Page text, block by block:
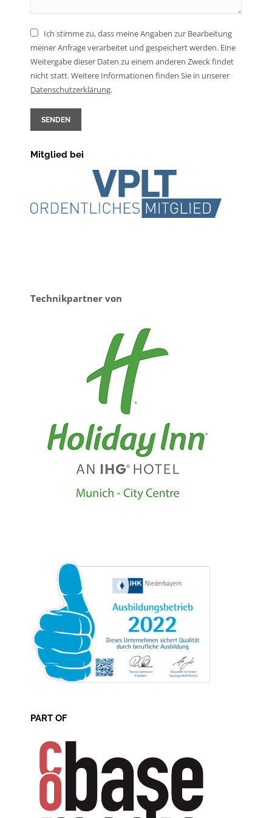
Ich stimme zu, dass meine Angaben zur Bearbeitung
meiner Anfrage verarbeitet und gespeichert werden. Eine
Weitergabe dieser Daten zu einem anderen Zweck findet
nicht statt. Weitere Informationen finden Sie in unserer
Daten­schutz­erklärung.
SENDEN
Mitglied bei
Technikpartner von
PART OF